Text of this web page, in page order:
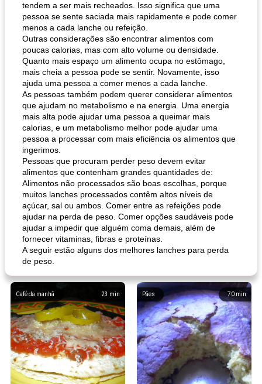
tendem a ser mais recheados. Isso significa que uma
pessoa se sente saciada mais rapidamente e pode comer
menos a cada lanche ou refeição.
Outras considerações são encontrar alimentos com
poucas calorias, mas com alto volume ou densidade.
Quanto mais espaço um alimento ocupa no estômago,
mais cheia a pessoa pode se sentir. Novamente, isso
ajuda uma pessoa a comer menos a cada lanche.
As pessoas também podem querer considerar alimentos
que ajudam no metabolismo e na energia. Uma energia
mais alta pode ajudar uma pessoa a queimar mais
calorias, e um metabolismo melhor pode ajudar uma
pessoa a processar com mais eficiência os alimentos que
ingerimos.
Pessoas que procuram perder peso devem evitar
alimentos que contenham grandes quantidades de:
Alimentos não processados ​​são boas escolhas, porque
muitos lanches processados ​​contêm altos níveis de
açúcar, sal ou ambos. Comer entre as refeições pode
ajudar na perda de peso. Comer opções saudáveis ​​pode
ajudar a impedir que alguém coma demais, além de
fornecer vitaminas, fibras e proteínas.
A seguir estão alguns dos melhores lanches para perda
de peso.
23 min
Café da manhã 70 min
Pães